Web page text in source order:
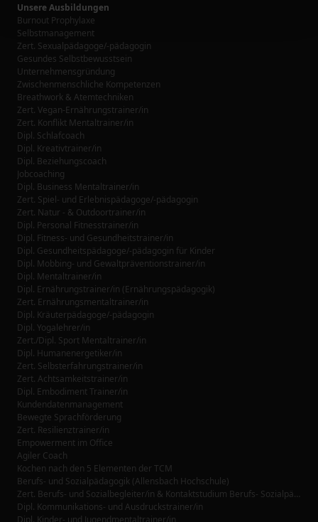
Unsere Ausbildungen
Burnout Prophylaxe
Selbstmanagement
Zert. Sexualpädagoge/-pädagogin
Gesundes Selbstbewusstsein
Unternehmensgründung
Zwischenmenschliche Kompetenzen
Breathwork & Atemtechniken
Zert. Vegan-Ernährungstrainer/in
Zert. Konflikt Mentaltrainer/in
Dipl. Schlafcoach
Dipl. Kreativtrainer/in
Dipl. Beziehungscoach
Jobcoaching
Dipl. Business Mentaltrainer/in
Zert. Spiel- und Erlebnispädagoge/-pädagogin
Zert. Natur - & Outdoortrainer/in
Dipl. Personal Fitnesstrainer/in
Dipl. Fitness- und Gesundheitstrainer/in
Dipl. Gesundheitspädagoge/-pädagogin für Kinder
Dipl. Mobbing- und Gewaltpräventionstrainer/in
Dipl. Mentaltrainer/in
Dipl. Ernährungstrainer/in (Ernährungspädagogik)
Zert. Ernährungsmentaltrainer/in
Dipl. Kräuterpädagoge/-pädagogin
Dipl. Yogalehrer/in
Zert./Dipl. Sport Mentaltrainer/in
Dipl. Humanenergetiker/in
Zert. Selbsterfahrungstrainer/in
Zert. Achtsamkeitstrainer/in
Dipl. Embodiment Trainer/in
Kundendatenmanagement
Bewegte Sprachförderung
Zert. Resilienztrainer/in
Empowerment im Office
Agiler Coach
Kochen nach den 5 Elementen der TCM
Berufs- und Sozialpädagogik (Allensbach Hochschule)
Zert. Berufs- und Sozialbegleiter/in & Kontaktstudium Berufs- Sozialpädagogik (Allensbach Hochschule)
Dipl. Kommunikations- und Ausdruckstrainer/in
Dipl. Kinder- und Jugendmentaltrainer/in